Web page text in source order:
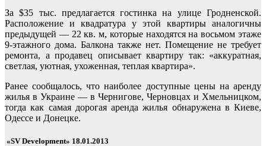
За $35 тыс. предлагается гостинка на улице Гродненской.
Расположение и квадратура у этой квартиры аналогичны
предыдущей — 22 кв. м, которые находятся на восьмом этаже
9-этажного дома. Балкона также нет. Помещение не требует
ремонта, а продавец описывает квартиру так: «аккуратная,
светлая, уютная, ухоженная, теплая квартира».
Ранее сообщалось, что наиболее доступные цены на аренду
жилья в Украине — в Чернигове, Черновцах и Хмельницком,
тогда как самая дорогая аренда жилья обнаружена в Киеве,
Одессе и Донецке.
«SV Development» 18.01.2013